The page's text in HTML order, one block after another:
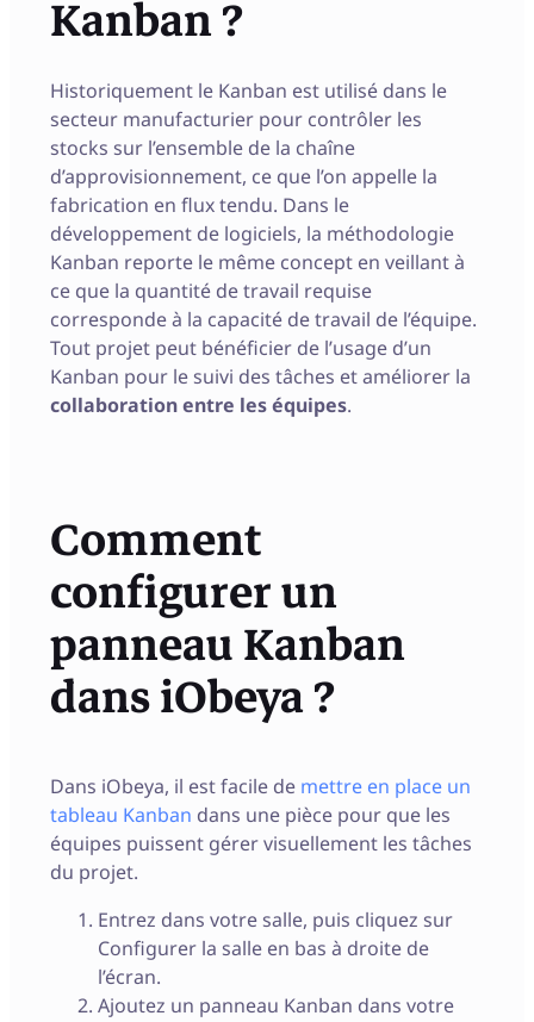
Kanban ?
Historiquement le Kanban est utilisé dans le
secteur manufacturier pour contrôler les
stocks sur l’ensemble de la chaîne
d’approvisionnement, ce que l’on appelle la
fabrication en flux tendu. Dans le
développement de logiciels, la méthodologie
Kanban reporte le même concept en veillant à
ce que la quantité de travail requise
corresponde à la capacité de travail de l’équipe.
Tout projet peut bénéficier de l’usage d’un
Kanban pour le suivi des tâches et améliorer la
collaboration entre les équipes.
Comment
configurer un
panneau Kanban
dans iObeya ?
Dans iObeya, il est facile de mettre en place un
tableau Kanban dans une pièce pour que les
équipes puissent gérer visuellement les tâches
du projet.
Entrez dans votre salle, puis cliquez sur
Configurer la salle en bas à droite de
l’écran.
Ajoutez un panneau Kanban dans votre